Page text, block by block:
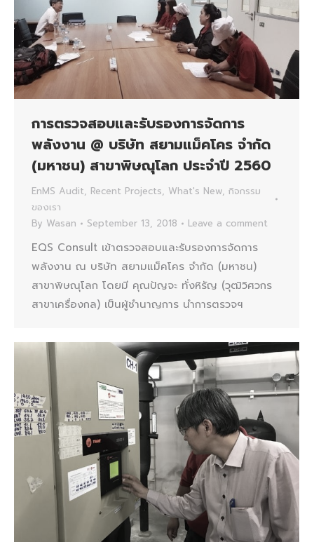
การตรวจสอบและรับรองการจัดการ
พลังงาน @ บริษัท สยามแม็คโคร จำกัด
(มหาชน) สาขาพิษณุโลก ประจำปี 2560
EnMS Audit, Recent Projects, What's New, กิจกรรม
ของเรา
By Wasan September 13, 2018 Leave a comment
EQS Consult เข้าตรวจสอบและรับรองการจัดการ
พลังงาน ณ บริษัท สยามแม็คโคร จำกัด (มหาชน)
สาขาพิษณุโลก โดยมี คุณปัญจะ ทั่งหิรัญ (วุฒิวิศวกร
สาขาเครื่องกล) เป็นผู้ชำนาญการ นำการตรวจฯ